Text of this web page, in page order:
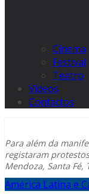
Cinema
Festival
Teatro
Videos
Contactos
Para além da
registaram
Mendoza, Santa Fé,
América Latina e